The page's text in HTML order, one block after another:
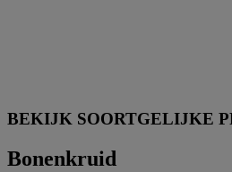
BEKIJK SOORTGELIJKE
Bonenkruid